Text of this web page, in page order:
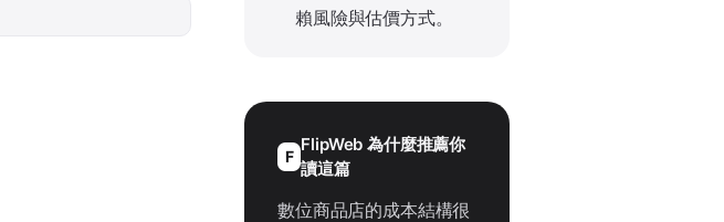
賴風險與估價方式。
F
FlipWeb 為什麼推薦你
讀這篇
數位商品店的成本結構很